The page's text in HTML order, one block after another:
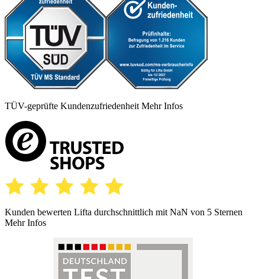
TÜV-geprüfte Kundenzufriedenheit Mehr Infos
Kunden bewerten Lifta durchschnittlich mit NaN von 5 Sternen
Mehr Infos